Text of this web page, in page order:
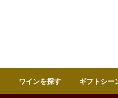
ワインを探す ギフトシー